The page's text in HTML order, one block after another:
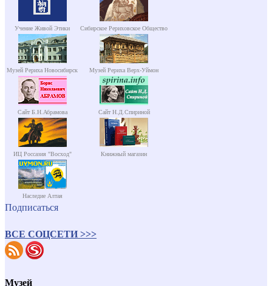
Учение Живой Этики Сибирское Рериховское Общество
Музей Рериха Новосибирск Музей Рериха Верх-Уймон
Сайт Б.Н.Абрамова Сайт Н.Д.Спириной
ИЦ Россазия "Восход" Книжный магазин
Наследие Алтая
Подписаться
ВСЕ СОЦСЕТИ >>>
Музей